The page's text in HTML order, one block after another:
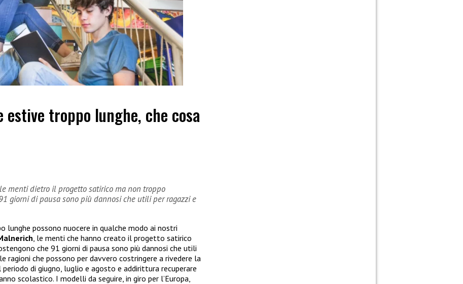
estive troppo lunghe, che cosa
menti dietro il progetto satirico ma non troppo
giorni di pausa sono più dannosi che utili per ragazzi e
lunghe possono nuocere in qualche modo ai nostri
, le menti che hanno creato il progetto satirico
che 91 giorni di pausa sono più dannosi che utili
ragioni che possono per davvero costringere a rivedere la
di giugno, luglio e agosto e addirittura recuperare
scolastico. I modelli da seguire, in giro per l’Europa,